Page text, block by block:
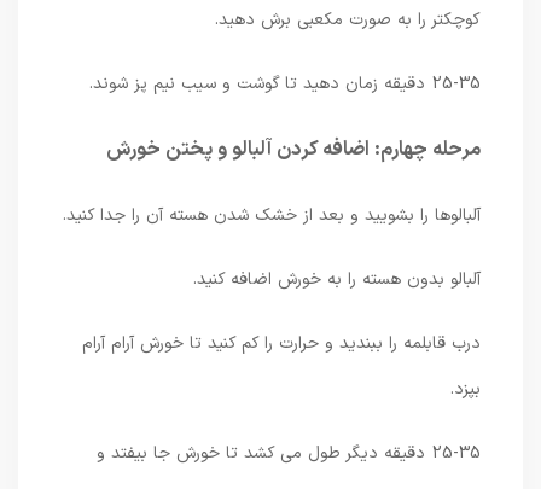
کوچکتر را به صورت مکعبی برش دهید.
مرحله چهارم: اضافه کردن آلبالو و پختن خورش
آلبالوها را بشویید و بعد از خشک شدن هسته آن را جدا کنید.
آلبالو بدون هسته را به خورش اضافه کنید.
درب قابلمه را ببندید و حرارت را کم کنید تا خورش آرام آرام
25-35 دقیقه دیگر طول می کشد تا خورش جا بیفتد و